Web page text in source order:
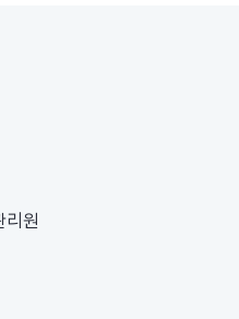
리원